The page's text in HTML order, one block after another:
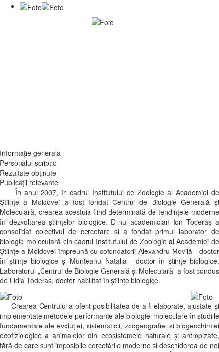
Informație generală
Personalul scriptic
Rezultate obținute
Publicații relevante
În anul 2007, în cadrul Institutului de Zoologie al Academiei de
Științe a Moldovei a fost fondat Centrul de Biologie Generală şi
Moleculară, crearea acestuia fiind determinată de tendințele moderne
în dezvoltarea științelor biologice. D-nul academician Ion Toderaș a
consolidat colectivul de cercetare și a fondat primul laborator de
biologie moleculară din cadrul Institutului de Zoologie al Academiei de
Științe a Moldovei împreună cu cofondatorii Alexandru Movilă - doctor
în științe biologice și Munteanu Natalia - doctor în științe biologice.
Laboratorul „Centrul de Biologie Generală și Moleculară” a fost condus
de Lidia Toderaș, doctor habilitat în științe biologice.
Crearea Centrului a oferit posibilitatea de a fi elaborate, ajustate şi
implementate metodele performante ale biologiei moleculare în studiile
fundamentale ale evoluţiei, sistematicii, zoogeografiei şi biogeochimiei
ecofiziologice a animalelor din ecosistemele naturale şi antropizate,
fără de care sunt imposibile cercetările moderne şi deschiderea de noi